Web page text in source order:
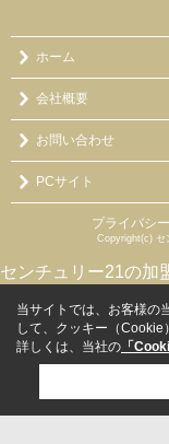
ホーム
会社概要
お問い合わせ
PCサイト
プライバシ
Copyright(c) セ
センチュリー21の加
当サイトでは、お客様の
して、クッキー（Cookie
詳しくは、当社の 「